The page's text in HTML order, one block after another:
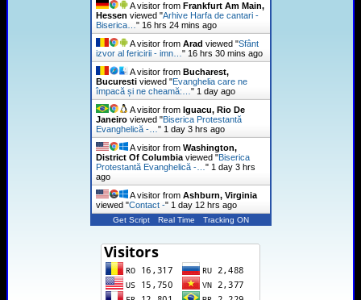
A visitor from Frankfurt Am Main,
Hessen viewed "Arhive Harfa de cantari -
Biserica… " 16 hrs 24 mins ago
A visitor from Arad viewed "Sfânt
izvor al fericirii - imn… " 16 hrs 30 mins ago
A visitor from Bucharest,
Bucurestiviewed "Evanghelia care ne
împacă și ne cheamă:… " 1 day ago
A visitor from Iguacu, Rio De
Janeiroviewed "Biserica Protestantă
Evanghelică -… " 1 day 3 hrs ago
A visitor from Washington,
District Of Columbiaviewed "Biserica
Protestantă Evanghelică -… " 1 day 3 hrs
ago
A visitor from Ashburn, Virginia
viewed "Contact -" 1 day 12 hrs ago
Get Script Real Time Tracking ON